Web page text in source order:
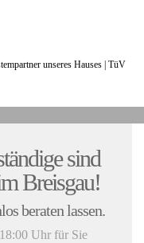
unseres Hauses | TüV
sind
Breisgau!
beraten lassen.
Uhr für Sie